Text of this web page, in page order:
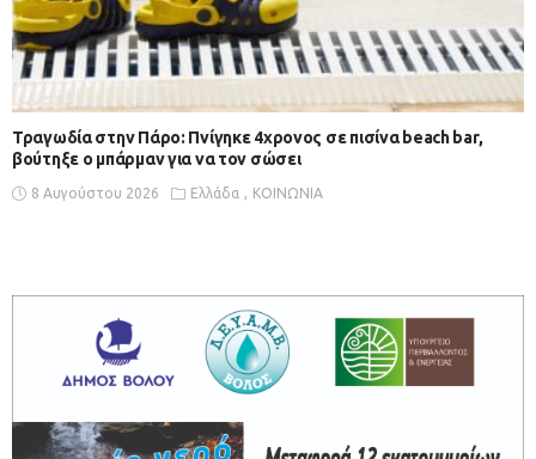
Τραγωδία στην Πάρο: Πνίγηκε 4χρονος σε πισίνα beach bar,
βούτηξε ο μπάρμαν για να τον σώσει
8 Αυγούστου 2026 Ελλάδα ΚΟΙΝΩΝΙΑ